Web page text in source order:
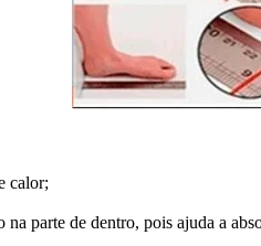
calor;
parte de dentro, pois ajuda a